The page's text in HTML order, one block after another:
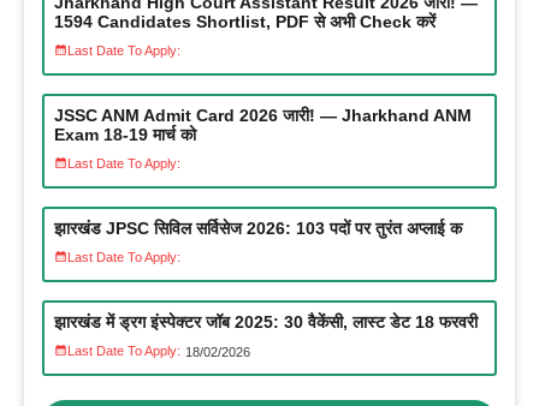
1594 Candidates Shortlist, PDF से अभी Check करें
Last Date To Apply:
JSSC ANM Admit Card 2026 जारी! — Jharkhand ANM
Exam 18-19 मार्च को
Last Date To Apply:
झारखंड JPSC सिविल सर्विसेज 2026: 103 पदों पर तुरंत अप्लाई क
Last Date To Apply:
झारखंड में ड्रग इंस्पेक्टर जॉब 2025: 30 वैकेंसी, लास्ट डेट 18 फरवरी
Last Date To Apply: 18/02/2026